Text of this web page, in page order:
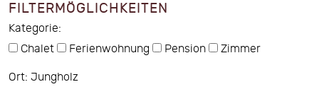
FILTERMÖGLICHKEITEN
Kategorie:
Chalet
Ferienwohnung Pension Zimmer
Ort: Jungholz